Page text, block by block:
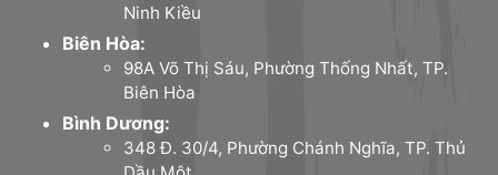
Ninh Kiều
Biên Hòa:
98A Võ Thị Sáu, Phường Thống Nhất, TP.
Biên Hòa
Bình Dương:
348 Đ. 30/4, Phường Chánh Nghĩa, TP. Thủ